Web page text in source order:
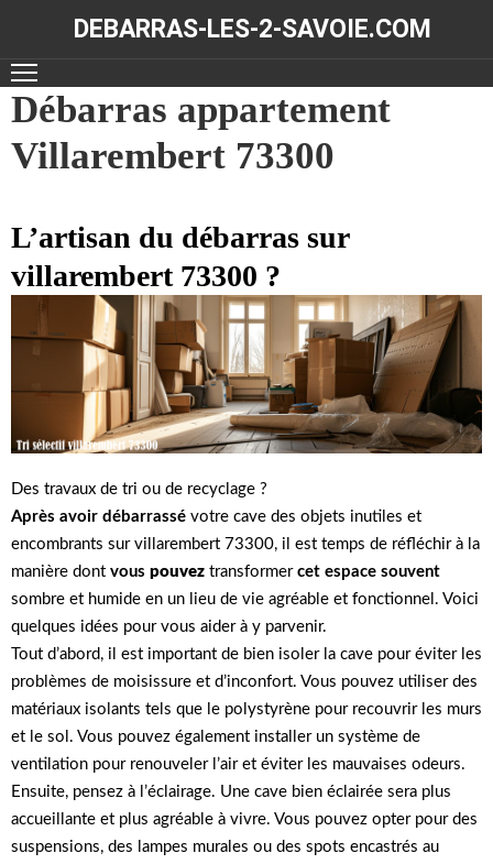
DEBARRAS-LES-2-SAVOIE.COM
ACCUEIL
DÉBARRAS
RÉALISATIONS
CONTACT
Débarras appartement
Villarembert 73300
L’artisan du débarras sur
villarembert 73300 ?
Des travaux de tri ou de recyclage ?
Après avoir débarrassé votre cave des objets inutiles et
encombrants sur villarembert 73300, il est temps de réfléchir à la
manière dont vous pouvez transformer cet espace souvent
sombre et humide en un lieu de vie agréable et fonctionnel. Voici
quelques idées pour vous aider à y parvenir.
Tout d’abord, il est important de bien isoler la cave pour éviter les
problèmes de moisissure et d’inconfort. Vous pouvez utiliser des
matériaux isolants tels que le polystyrène pour recouvrir les murs
et le sol. Vous pouvez également installer un système de
ventilation pour renouveler l’air et éviter les mauvaises odeurs.
Ensuite, pensez à l’éclairage. Une cave bien éclairée sera plus
accueillante et plus agréable à vivre. Vous pouvez opter pour des
suspensions, des lampes murales ou des spots encastrés au